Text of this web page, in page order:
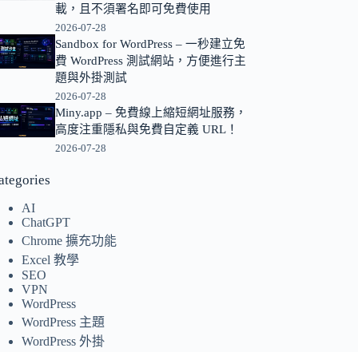
載，且不須署名即可免費使用
2026-07-28
Sandbox for WordPress – 一秒建立免
費 WordPress 測試網站，方便進行主
題與外掛測試
2026-07-28
Miny.app – 免費線上縮短網址服務，
高度注重隱私與免費自定義 URL！
2026-07-28
AI
ChatGPT
Chrome 擴充功能
Excel 教學
SEO
VPN
WordPress
WordPress 主題
WordPress 外掛